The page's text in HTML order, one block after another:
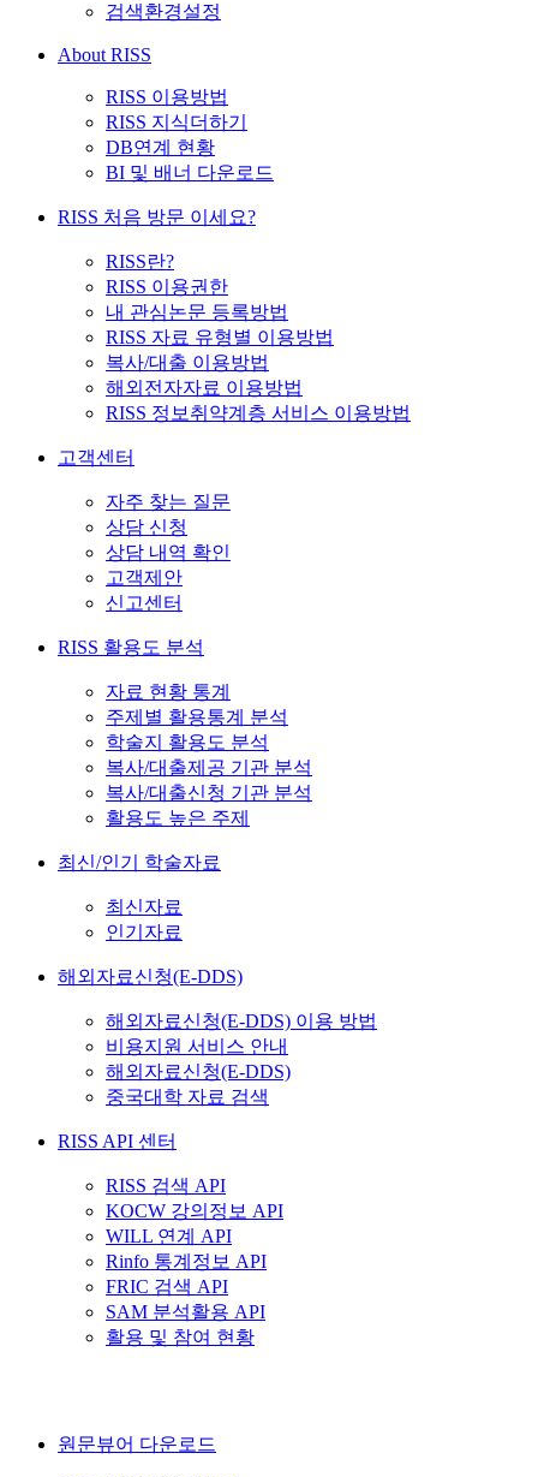
검색환경설정
About RISS
RISS 이용방법
RISS 지식더하기
DB연계 현황
BI 및 배너 다운로드
RISS 처음 방문 이세요?
RISS란?
RISS 이용권한
내 관심논문 등록방법
RISS 자료 유형별 이용방법
복사/대출 이용방법
해외전자자료 이용방법
RISS 정보취약계층 서비스 이용방법
고객센터
자주 찾는 질문
상담 신청
상담 내역 확인
고객제안
신고센터
RISS 활용도 분석
자료 현황 통계
주제별 활용통계 분석
학술지 활용도 분석
복사/대출제공 기관 분석
복사/대출신청 기관 분석
활용도 높은 주제
최신/인기 학술자료
최신자료
인기자료
해외자료신청(E-DDS)
해외자료신청(E-DDS) 이용 방법
비용지원 서비스 안내
해외자료신청(E-DDS)
중국대학 자료 검색
RISS API 센터
RISS 검색 API
KOCW 강의정보 API
WILL 연계 API
Rinfo 통계정보 API
FRIC 검색 API
SAM 분석활용 API
활용 및 참여 현황
원문뷰어 다운로드